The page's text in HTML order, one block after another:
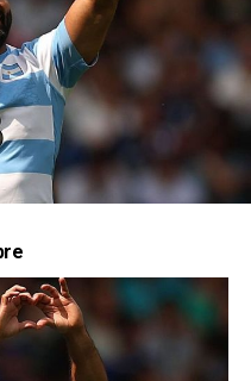
desde
comparado con los
lo viste?